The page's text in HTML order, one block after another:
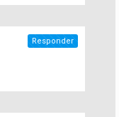
Responder